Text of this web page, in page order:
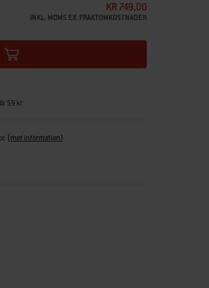
KR 749,00
INKL. MOMS EX. FRAKTOMKOSTNADER
59 kr
(mer information)